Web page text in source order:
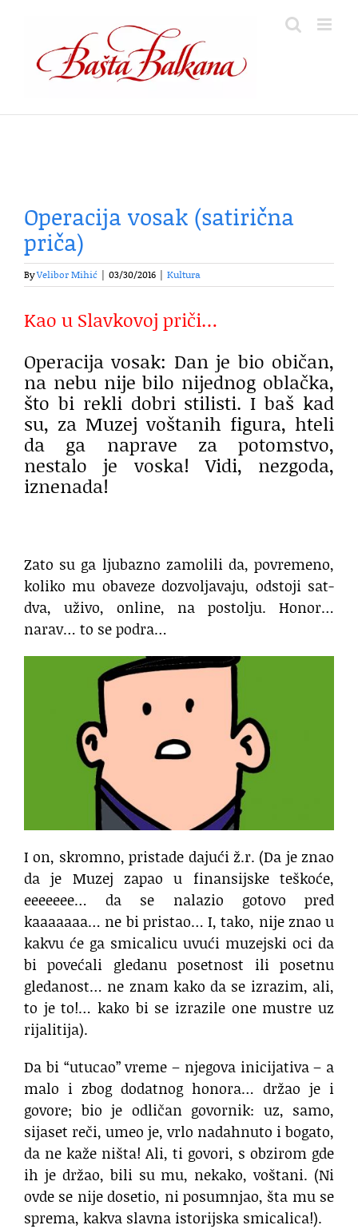
content
Operacija vosak (satirična
priča)
ByVelibor Mihić 03/30/2016 Kultura
Kao u Slavkovoj priči…
Operacija vosak: Dan je bio običan,
na nebu nije bilo nijednog oblačka,
što bi rekli dobri stilisti. I baš kad
su, za Muzej voštanih figura, hteli
da ga naprave za potomstvo,
nestalo je voska! Vidi, nezgoda,
iznenada!
Zato su ga ljubazno zamolili da, povremeno,
koliko mu obaveze dozvoljavaju, odstoji sat-
dva, uživo, online, na postolju. Honor…
narav… to se podra…
I on, skromno, pristade dajući ž.r. (Da je znao
da je Muzej zapao u finansijske teškoće,
eeeeeee… da se nalazio gotovo pred
kaaaaaaa… ne bi pristao… I, tako, nije znao u
kakvu će ga smicalicu uvući muzejski oci da
bi povećali gledanu posetnost ili posetnu
gledanost… ne znam kako da se izrazim, ali,
to je to!… kako bi se izrazile one mustre uz
rijalitija).
Da bi “utucao” vreme – njegova inicijativa – a
malo i zbog dodatnog honora… držao je i
govore; bio je odličan govornik: uz, samo,
sijaset reči, umeo je, vrlo nadahnuto i bogato,
da ne kaže ništa! Ali, ti govori, s obzirom gde
ih je držao, bili su mu, nekako, voštani. (Ni
ovde se nije dosetio, ni posumnjao, šta mu se
sprema, kakva slavna istorijska smicalica!).